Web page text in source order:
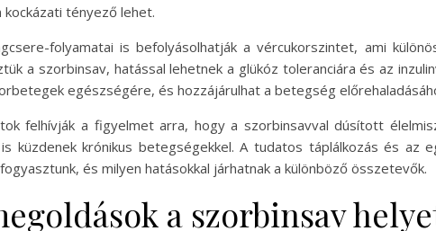
tényező lehet.
folyamatai is befolyásolhatják a vércukorszintet, ami
a szorbinsav, hatással lehetnek a glükóz toleranciára és az
egészségére, és hozzájárulhat a betegség
felhívják a figyelmet arra, hogy a szorbinsavval dúsított
küzdenek krónikus betegségekkel. A tudatos táplálkozás és
és milyen hatásokkal járhatnak a különböző összetevők.
a szorbinsav